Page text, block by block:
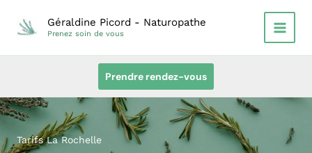
contenu
Géraldine Picord - Naturopathe
Prenez soin de vous
Prendre rendez-vous
Tarifs La Rochelle